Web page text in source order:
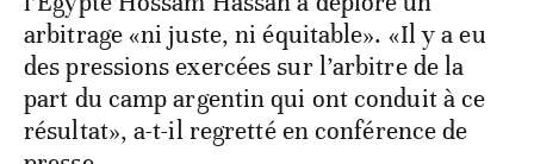
arbitrage «ni juste, ni équitable». «Il y a eu
des pressions exercées sur l’arbitre de la
part du camp argentin qui ont conduit à ce
résultat», a-t-il regretté en conférence de